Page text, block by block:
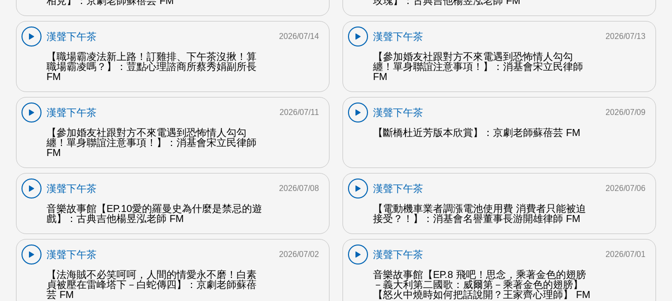
漢聲下午茶
【職場霸凌法新上路！訂雞排、下午茶沒揪！算
職場霸凌嗎？】：荳點心理諮商所蔡秀娟副所長
FM
2026/07/14
漢聲下午茶
【參加婚友社跟對方不來電遇到恐怖情人勾勾
纏！單身聯誼注意事項！】：消基會宋立民律師
FM
2026/07/13
漢聲下午茶
【參加婚友社跟對方不來電遇到恐怖情人勾勾
纏！單身聯誼注意事項！】：消基會宋立民律師
FM
2026/07/11
漢聲下午茶
【斷橋杜近芳版本欣賞】：京劇老師蘇蓓芸 FM
2026/07/09
漢聲下午茶
音樂故事館【EP.10愛的羅曼史為什麼是禁忌的遊
戲】：古典吉他楊昱泓老師 FM
2026/07/08
漢聲下午茶
【電動機車業者調漲電池使用費 消費者只能被迫
接受？！】：消基會名譽董事長游開雄律師 FM
2026/07/06
漢聲下午茶
【法海賊不必笑呵呵，人間的情愛永不磨！白素
貞被壓在雷峰塔下－白蛇傳四】：京劇老師蘇蓓
芸 FM
2026/07/02
漢聲下午茶
音樂故事館【EP.8 飛吧！思念，乘著金色的翅膀
－義大利第二國歌：威爾第－乘著金色的翅膀】
【怒火中燒時如何把話說開？王家齊心理師】 FM
2026/07/01